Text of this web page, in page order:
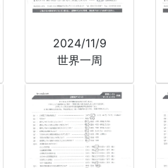
2024/11/9
世界一周